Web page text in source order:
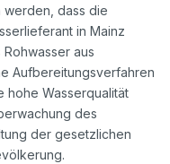
werden, dass die
in Mainz
aus
Aufbereitungsverfahren
hohe Wasserqualität
des
der gesetzlichen